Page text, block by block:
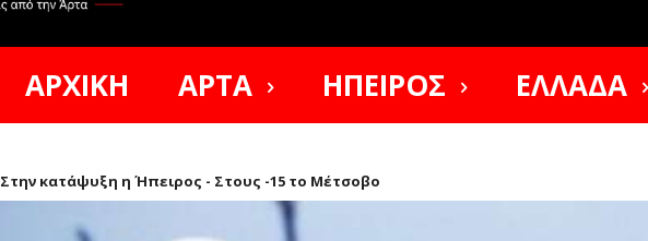
ΑΡΧΙΚΗ ΑΡΤΑ ΗΠΕΙΡΟΣ ΕΛΛΑΔΑ
Στην κατάψυξη η Ήπειρος - Στους -15 το Μέτσοβο